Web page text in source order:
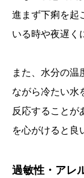
進まず下痢を起
いる時や夜遅く
また、水分の温
ながら冷たい水
反応することが
を心がけると良
過敏性・アレ